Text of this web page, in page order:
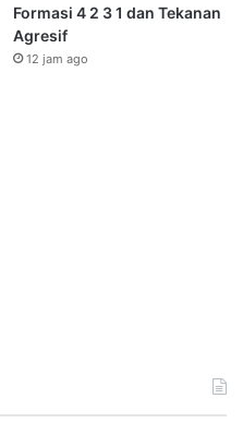
Formasi 4 2 3 1 dan Tekanan
Agresif
12 jam ago